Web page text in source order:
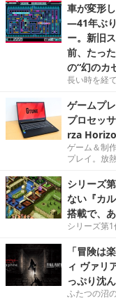
車が変形
―41年ぶ
ー。新旧
前、たっ
の“幻のカ
長い時を経
ゲームプ
プロセッ
rza
ゲーム＆制
プレイ。放
シリーズ
ない『カ
搭載で、
シリーズ第
「冒険は
ィ ヴァリ
っぷり沈
ふたつの沼